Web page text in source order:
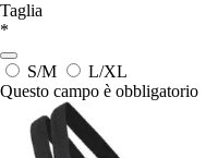
Taglia
*
S/M
L/XL
Questo campo è obbligatorio